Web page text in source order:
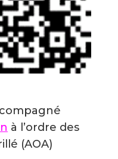
à l’ordre des
(AOA)